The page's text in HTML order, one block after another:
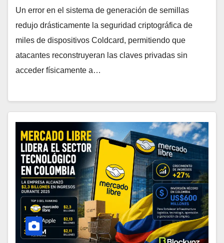
Un error en el sistema de generación de semillas
redujo drásticamente la seguridad criptográfica de
miles de dispositivos Coldcard, permitiendo que
atacantes reconstruyeran las claves privadas sin
acceder físicamente a…